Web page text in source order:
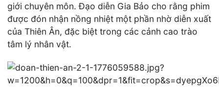
giới chuyên môn. Đạo diễn Gia Bảo cho rằng phim
được đón nhận nồng nhiệt một phần nhờ diễn xuất
của Thiên Ân, đặc biệt trong các cảnh cao trào
tâm lý nhân vật.